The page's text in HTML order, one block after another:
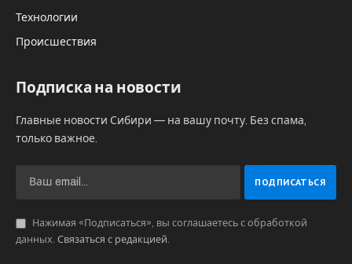
Технологии
Происшествия
Подписка на новости
Главные новости Сибири — на вашу почту. Без спама,
только важное.
Нажимая «Подписаться», вы соглашаетесь с обработкой
данных. Связаться с редакцией.